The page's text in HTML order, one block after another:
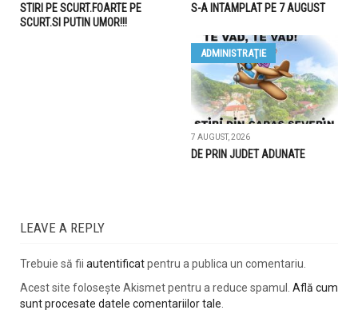
STIRI PE SCURT.FOARTE PE
SCURT.SI PUTIN UMOR!!!
S-A INTAMPLAT PE 7 AUGUST
ADMINISTRAŢIE
7 AUGUST, 2026
DE PRIN JUDET ADUNATE
LEAVE A REPLY
Trebuie să fii autentificatpentru a publica un comentariu.
Acest site folosește Akismet pentru a reduce spamul. Află cum
sunt procesate datele comentariilor tale